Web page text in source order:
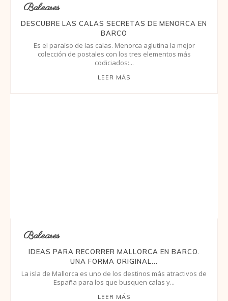
Baleares
DESCUBRE LAS CALAS SECRETAS DE MENORCA EN
BARCO
Es el paraíso de las calas. Menorca aglutina la mejor
colección de postales con los tres elementos más
codiciados:...
LEER MÁS
Baleares
IDEAS PARA RECORRER MALLORCA EN BARCO.
UNA FORMA ORIGINAL...
La isla de Mallorca es uno de los destinos más atractivos de
España para los que busquen calas y...
LEER MÁS